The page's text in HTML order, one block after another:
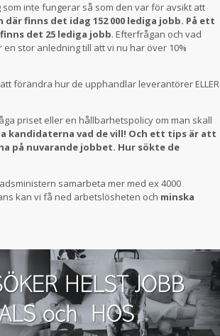
inte fungerar så som den var för avsikt att
finns det idag 152 000 lediga jobb. På ett
det 25 lediga jobb. Efterfrågan och vad
stor anledning till att vi nu har över 10%
förändra hur de upphandlar leverantörer ELLER
priset eller en hållbarhetspolicy om man skall
kandidaterna vad de vill! Och ett tips är att
på nuvarande jobbet. Hur sökte de
samarbeta mer med ex 4000
kan vi få ned arbetslösheten och minska